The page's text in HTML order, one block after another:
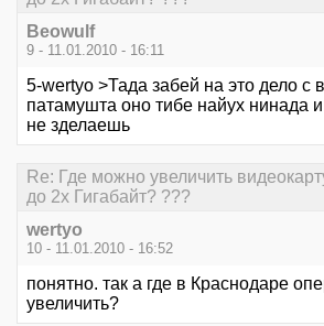
Beowulf
9 - 11.01.2010 - 16:11
5-wertyo >Тада забей на это дело с
патамушта оно тибе найух нинада
не зделаешь
Re: Где можно увеличить
до 2х Гигабайт? ???
wertyo
10 - 11.01.2010 - 16:52
понятно. так а где в Краснодаре
увеличить?